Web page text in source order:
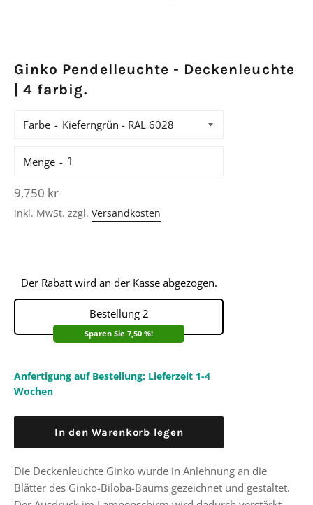
Ginko Pendelleuchte - Deckenleuchte
| 4 farbig.
Farbe
Menge
Normaler
Preis
9,750 kr
inkl. MwSt. zzgl. Versandkosten
Der Rabatt wird an der Kasse abgezogen.
Bestellung 2
Sparen Sie 7,50 %!
Anfertigung auf Bestellung: Lieferzeit 1-4
Wochen
In den Warenkorb legen
Die Deckenleuchte Ginko wurde in Anlehnung an die
Blätter des Ginko-Biloba-Baums gezeichnet und gestaltet.